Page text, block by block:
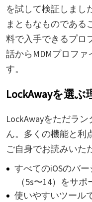
を試して検証しまし
まともなものである
料で入手できるプロ
話からMDMプロフ
す。
LockAwayを選ぶ
LockAwayをただラ
ん。多くの機能と利
ご自身でお読みいた
すべてのiOSのバ
（5s〜14）をサポ
使いやすいツール